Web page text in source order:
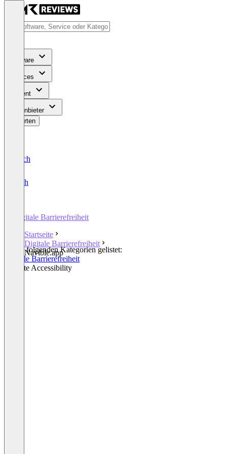
Software
Services
Content
Für Anbieter
Bewerten
Deutsch
English
Digitale Barrierefreiheit
Startseite
Digitale Barrierefreiheit
Navible.app
In den folgenden Kategorien gelistet:
Digitale Barrierefreiheit
Website Accessibility